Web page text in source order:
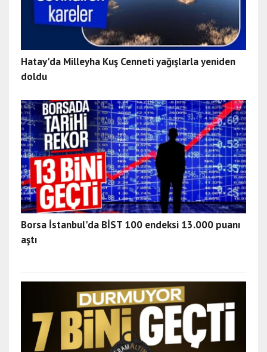
Hatay'da Milleyha Kuş Cenneti yağışlarla yeniden
doldu
Borsa İstanbul'da BİST 100 endeksi 13.000 puanı
aştı